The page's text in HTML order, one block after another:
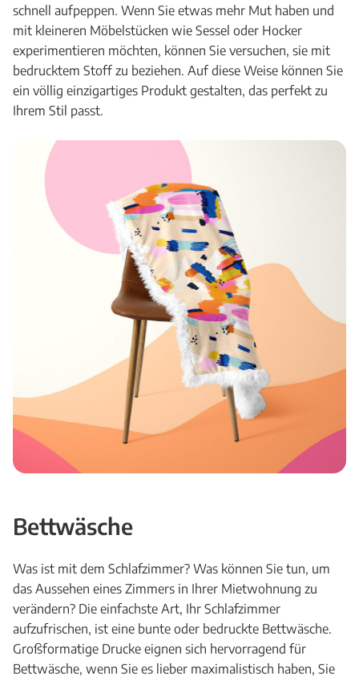
schnell aufpeppen. Wenn Sie etwas mehr Mut haben und
mit kleineren Möbelstücken wie Sessel oder Hocker
experimentieren möchten, können Sie versuchen, sie mit
bedrucktem Stoff zu beziehen. Auf diese Weise können Sie
ein völlig einzigartiges Produkt gestalten, das perfekt zu
Ihrem Stil passt.
Bettwäsche
Was ist mit dem Schlafzimmer? Was können Sie tun, um
das Aussehen eines Zimmers in Ihrer Mietwohnung zu
verändern? Die einfachste Art, Ihr Schlafzimmer
aufzufrischen, ist eine bunte oder bedruckte Bettwäsche.
Großformatige Drucke eignen sich hervorragend für
Bettwäsche, wenn Sie es lieber maximalistisch haben, Sie